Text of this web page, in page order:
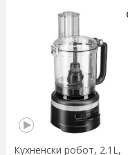
Кухненски робот, 2.1L,